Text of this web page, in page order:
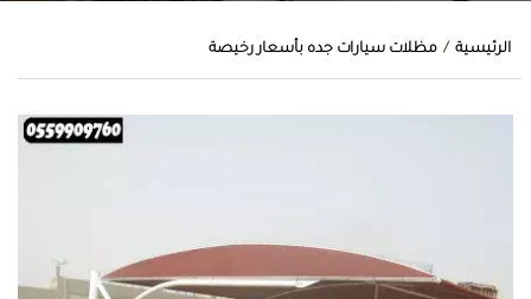
الرئيسية مظلات سيارات جده بأسعار رخيصة